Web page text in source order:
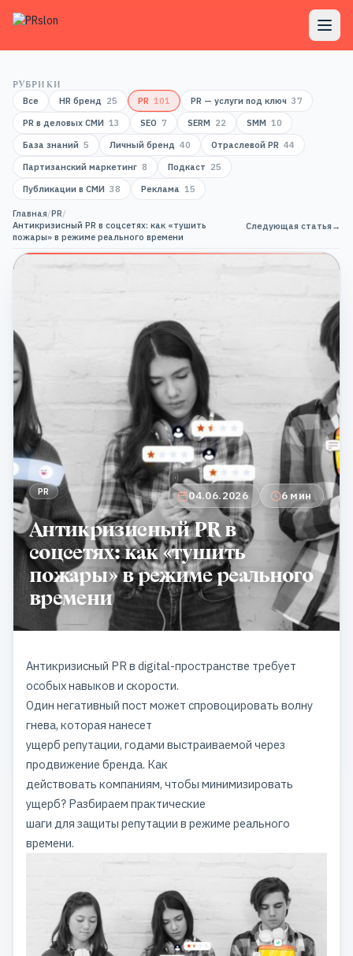
РУБРИКИ
Все
HR бренд 25 PR 101 PR — услуги под ключ 37
PR в деловых СМИ 13 SEO 7 SERM 22 SMM 10
База знаний 5 Личный бренд 40 Отраслевой PR 44
Партизанский маркетинг 8 Подкаст 25
Публикации в СМИ 38 Реклама 15
Главная/PR/
Антикризисный PR в соцсетях: как «тушить
пожары» в режиме реального времени
Следующая статья→
PR 04.06.2026 6 мин
Антикризисный PR в
соцсетях: как «тушить
пожары» в режиме реального
времени
Антикризисный PR в digital-пространстве требует
особых навыков и скорости.
Один негативный пост может спровоцировать волну
гнева, которая нанесет
ущерб репутации, годами выстраиваемой через
продвижение бренда. Как
действовать компаниям, чтобы минимизировать
ущерб? Разбираем практические
шаги для защиты репутации в режиме реального
времени.